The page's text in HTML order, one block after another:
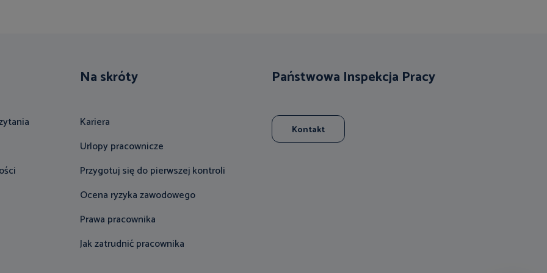
Na skróty
Kariera
Urlopy pracownicze
Przygotuj się do pierwszej kontroli
Ocena ryzyka zawodowego
Prawa pracownika
Jak zatrudnić pracownika
Państwowa Inspekcja Pracy
Kontakt